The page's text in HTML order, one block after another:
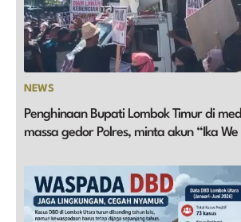
NEWS
Penghinaan Bupati Lombok Timur di
massa gedor Polres, minta akun “Ika